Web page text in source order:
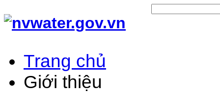
Trang chủ
Giới thiệu